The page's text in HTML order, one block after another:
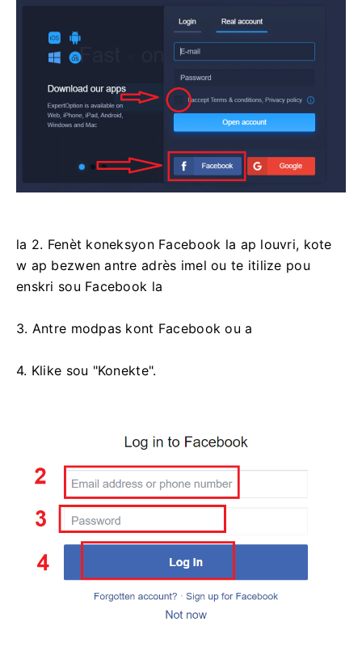
la 2. Fenèt koneksyon Facebook la ap louvri, kote
w ap bezwen antre adrès imel ou te itilize pou
enskri sou Facebook la
3. Antre modpas kont Facebook ou a
4. Klike sou "Konekte".